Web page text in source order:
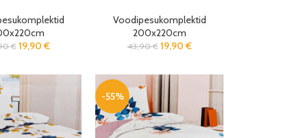
€ 19,90 €
Voodipesukomplektid
200x220cm
43,90€ 19,90 €
-55%